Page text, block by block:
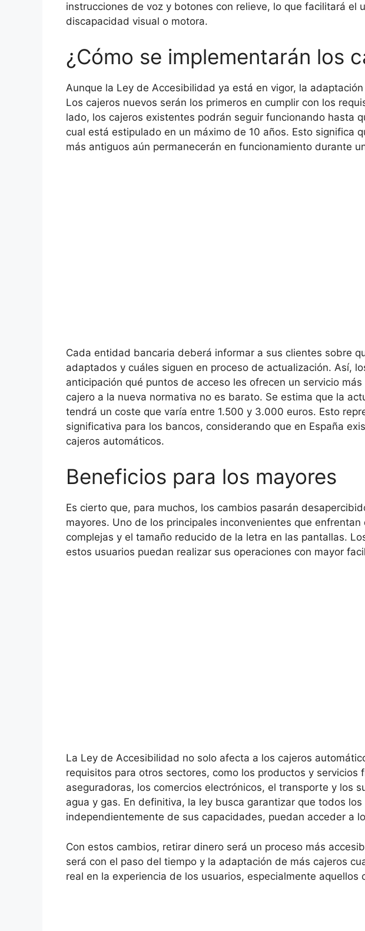
instrucciones de voz y botones con relieve, lo que facilitará el
discapacidad visual o motora.
¿Cómo se implementarán los
Aunque la Ley de Accesibilidad ya está en vigor, la
Los cajeros nuevos serán los primeros en cumplir con los
lado, los cajeros existentes podrán seguir funcionando hasta
cual está estipulado en un máximo de 10 años. Esto significa
más antiguos aún permanecerán en funcionamiento durante
Cada entidad bancaria deberá informar a sus clientes sobre
adaptados y cuáles siguen en proceso de actualización. Así,
anticipación qué puntos de acceso les ofrecen un servicio
cajero a la nueva normativa no es barato. Se estima que la
tendrá un coste que varía entre 1.500 y 3.000 euros. Esto
significativa para los bancos, considerando que en España
cajeros automáticos.
Beneficios para los mayores
Es cierto que, para muchos, los cambios pasarán
mayores. Uno de los principales inconvenientes que
complejas y el tamaño reducido de la letra en las pantallas.
estos usuarios puedan realizar sus operaciones con mayor
La Ley de Accesibilidad no solo afecta a los cajeros
requisitos para otros sectores, como los productos y servicios
aseguradoras, los comercios electrónicos, el transporte y los
agua y gas. En definitiva, la ley busca garantizar que todos
independientemente de sus capacidades, puedan acceder a
Con estos cambios, retirar dinero será un proceso más
será con el paso del tiempo y la adaptación de más cajeros
real en la experiencia de los usuarios, especialmente aquellos